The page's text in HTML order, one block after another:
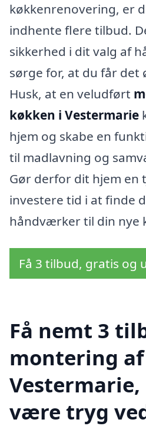
køkkenrenovering, er
indhente flere tilbud.
sikkerhed i dit valg af
sørge for, at du får det
Husk, at en veludført
køkken i Vestermarie
hjem og skabe en
til madlavning og
Gør derfor dit hjem en
investere tid i at finde
håndværker til din nye
Få 3 tilbud, gratis og
Få nemt 3
montering
være tryg